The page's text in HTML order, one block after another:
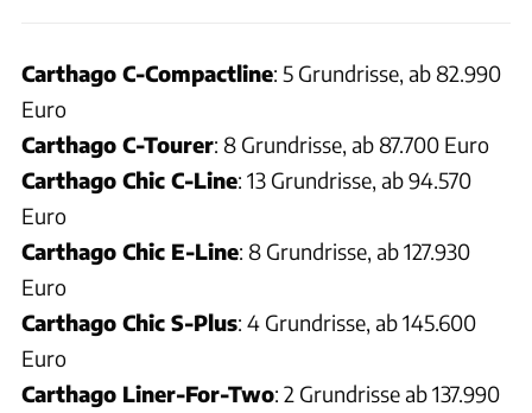
Carthago C-Compactline: 5 Grundrisse, ab 82.990
Euro
Carthago C-Tourer: 8 Grundrisse, ab 87.700 Euro
Carthago Chic C-Line: 13 Grundrisse, ab 94.570
Euro
Carthago Chic E-Line: 8 Grundrisse, ab 127.930
Euro
Carthago Chic S-Plus: 4 Grundrisse, ab 145.600
Euro
Carthago Liner-For-Two: 2 Grundrisse ab 137.990